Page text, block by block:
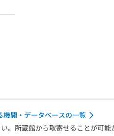
機関・データベースの一覧
。所蔵館から取寄せることが可能